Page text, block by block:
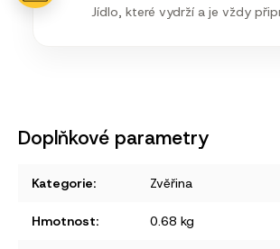
Jídlo, které vydrží a je vždy
Doplňkové parametry
Kategorie: Zvěřina
Hmotnost: 0.68 kg